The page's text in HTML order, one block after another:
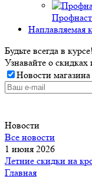
Наплавляемая
Будьте всегда в курсе!
Узнавайте о
Новости магазина
Новости
Все новости
1 июня 2026
Летние скидки на
Главная